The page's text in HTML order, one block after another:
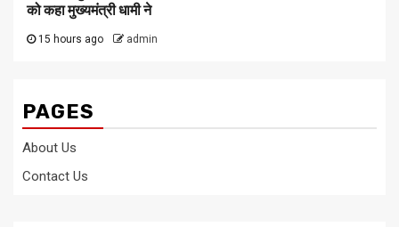
को कहा मुख्यमंत्री धामी ने
15 hours ago admin
PAGES
About Us
Contact Us